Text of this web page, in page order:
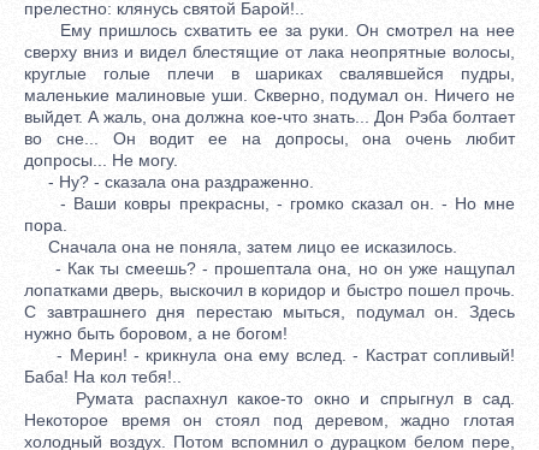
прелестно: клянусь святой Барой!..
Ему пришлось схватить ее за руки. Он смотрел на нее
сверху вниз и видел блестящие от лака неопрятные волосы,
круглые голые плечи в шариках свалявшейся пудры,
маленькие малиновые уши. Скверно, подумал он. Ничего не
выйдет. А жаль, она должна кое-что знать... Дон Рэба болтает
во сне... Он водит ее на допросы, она очень любит
допросы... Не могу.
- Ну? - сказала она раздраженно.
- Ваши ковры прекрасны, - громко сказал он. - Но мне
пора.
Сначала она не поняла, затем лицо ее исказилось.
- Как ты смеешь? - прошептала она, но он уже нащупал
лопатками дверь, выскочил в коридор и быстро пошел прочь.
С завтрашнего дня перестаю мыться, подумал он. Здесь
нужно быть боровом, а не богом!
- Мерин! - крикнула она ему вслед. - Кастрат сопливый!
Баба! На кол тебя!..
Румата распахнул какое-то окно и спрыгнул в сад.
Некоторое время он стоял под деревом, жадно глотая
холодный воздух. Потом вспомнил о дурацком белом пере,